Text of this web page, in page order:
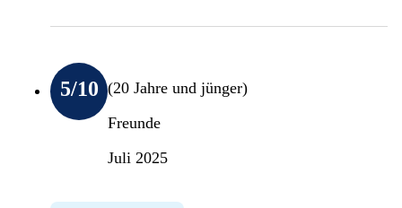
5/10 (20 Jahre und jünger)
Freunde
Juli 2025